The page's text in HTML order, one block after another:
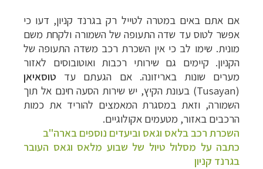
אם אתם באים במטרה לטייל רק בגרנד קניון, דעו כי
אפשר לטוס עד שדה התעופה של השמורה ולקחת משם
מונית. שימו לב כי אין השכרת רכב משדה התעופה של
הקניון. קיימים גם שירותי רכבות ואוטובוסים לאזור
מערים שונות באריזונה. אם הגעתם עד טוסאיאן
(
Tusayan) בעונת הקיץ, יש שירות הסעה חינם אל תוך
השמורה, וזאת במסגרת המאמצים להוריד את כמות
הרכבים באזור, מטעמים אקולוגיים.
השכרת רכב בלאס וגאס וביעדים נוספים בארה"ב
כתבה על מסלול טיול של שבוע מלאס וגאס העובר
בגרנד קניון